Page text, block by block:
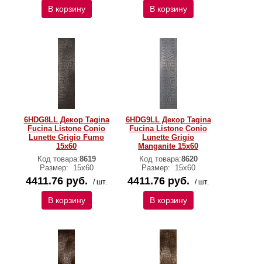
В корзину В корзину
6HDG8LL Декор Tagina
Fucina Listone Conio
Lunette Grigio Fumo
15x60
Код товара:8619
Размер:
15x60
4411.76 руб. / шт.
В корзину
6HDG9LL Декор Tagina
Fucina Listone Conio
Lunette Grigio
Manganite 15x60
Код товара:8620
Размер:
15x60
4411.76 руб. / шт.
В корзину